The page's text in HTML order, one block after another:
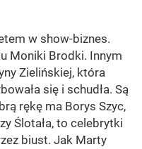
w show-biznes.
Moniki Brodki. Innym
Zielińskiej, która
się i schudła. Są
rękę ma Borys Szyc,
Ślotała, to celebrytki
biust. Jak Marty